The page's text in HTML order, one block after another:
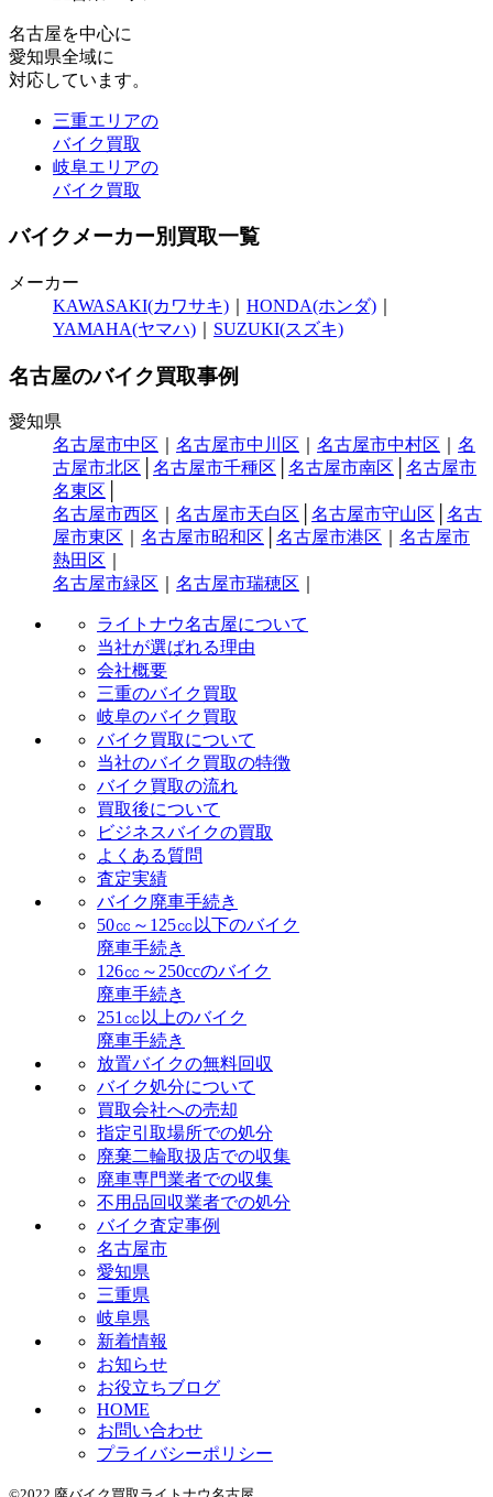
名古屋を中心に
愛知県全域に
対応しています。
三重エリアの
バイク買取
岐阜エリアの
バイク買取
バイクメーカー別買取一覧
メーカー
KAWASAKI(カワサキ)
HONDA(ホンダ)
YAMAHA(ヤマハ)
SUZUKI(スズキ)
名古屋のバイク買取事例
愛知県
名古屋市中区
名古屋市中川区 名古屋市中村区
名
古屋市北区
名古屋市千種区 名古屋市南区
名古屋市
名東区
名古屋市西区
名古屋市天白区 名古屋市守山区
名古
屋市東区
名古屋市昭和区 名古屋市港区
名古屋市
熱田区
名古屋市緑区
名古屋市瑞穂区
ライトナウ名古屋について
当社が選ばれる理由
会社概要
三重のバイク買取
岐阜のバイク買取
バイク買取について
当社のバイク買取の特徴
バイク買取の流れ
買取後について
ビジネスバイクの買取
よくある質問
査定実績
バイク廃車手続き
50㏄～125㏄以下のバイク
廃車手続き
126㏄～250ccのバイク
廃車手続き
251㏄以上のバイク
廃車手続き
放置バイクの無料回収
バイク処分について
買取会社への売却
指定引取場所での処分
廃棄二輪取扱店での収集
廃車専門業者での収集
不用品回収業者での処分
バイク査定事例
名古屋市
愛知県
三重県
岐阜県
新着情報
お知らせ
お役立ちブログ
HOME
お問い合わせ
プライバシーポリシー